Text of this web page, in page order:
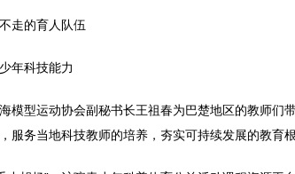
走的育人队伍
年科技能力
模型运动协会副秘书长王祖春为巴楚地区的教师们
服务当地科技教师的培养，夯实可持续发展的教育根